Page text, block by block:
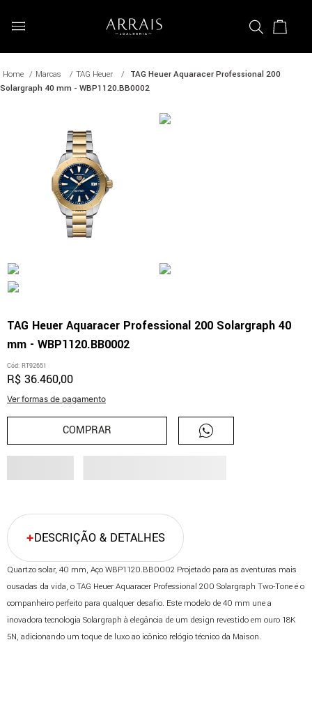
Marcas TAG Heuer
TAG Heuer Aquaracer Professional 200
Solargraph 40 mm - WBP1120.BB0002
TAG Heuer Aquaracer Professional 200 Solargraph 40
mm - WBP1120.BB0002
Cód: RT92651
R$ 36.460,00
Ver formas de pagamento
COMPRAR
DESCRIÇÃO & DETALHES
Quartzo solar, 40 mm, Aço WBP1120.BB0002 Projetado para as aventuras mais
ousadas da vida, o TAG Heuer Aquaracer Professional 200 Solargraph Two-Tone é o
companheiro perfeito para qualquer desafio. Este modelo de 40 mm une a
inovadora tecnologia Solargraph à elegância de um design revestido em ouro 18K
5N, adicionando um toque de luxo ao icônico relógio técnico da Maison.